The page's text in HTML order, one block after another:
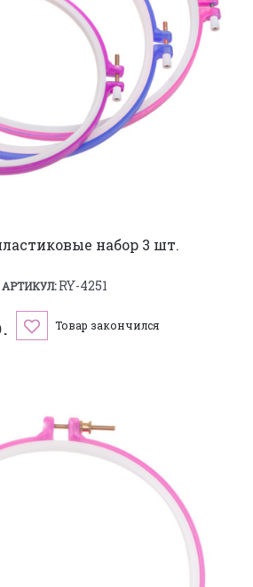
набор 3 шт.
АРТИКУЛ:RY-4251
Товар закончился